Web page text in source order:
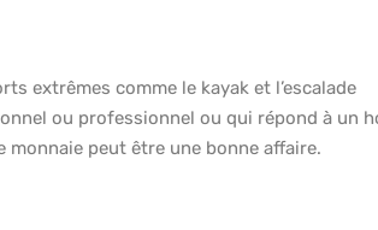
extrêmes comme le kayak et l’escalade
ou professionnel ou qui répond à un
peut être une bonne affaire.